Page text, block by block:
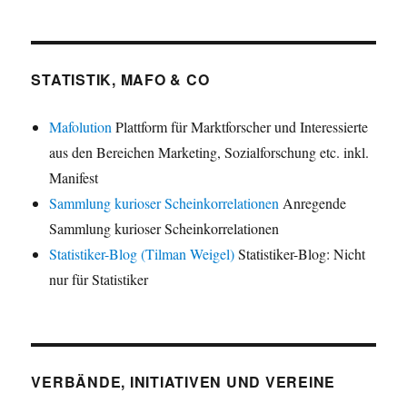
STATISTIK, MAFO & CO
MafolutionPlattform für Marktforscher und Interessierte
aus den Bereichen Marketing, Sozialforschung etc. inkl.
Manifest
Sammlung kurioser ScheinkorrelationenAnregende
Sammlung kurioser Scheinkorrelationen
Statistiker-Blog (Tilman Weigel)Statistiker-Blog: Nicht
nur für Statistiker
VERBÄNDE, INITIATIVEN UND VEREINE